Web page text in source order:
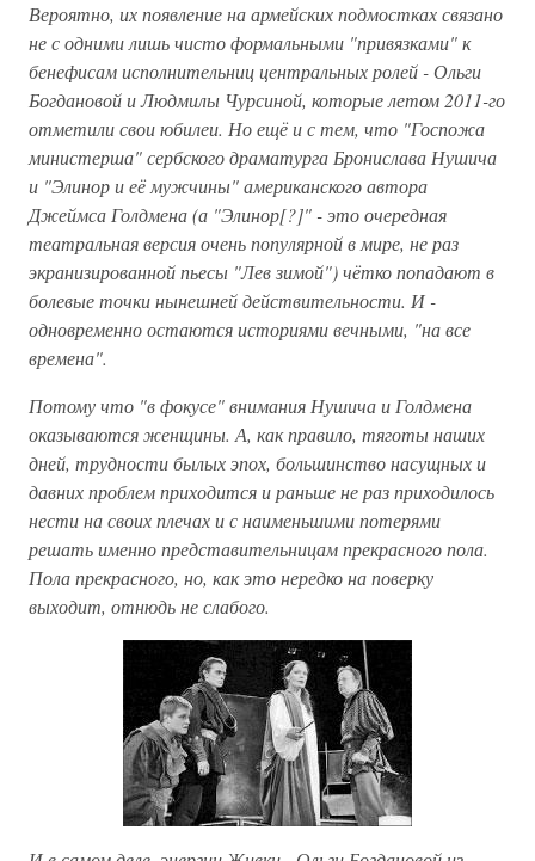
Вероятно, их появление на армейских подмостках связано
не с одними лишь чисто формальными "привязками" к
бенефисам исполнительниц центральных ролей - Ольги
Богдановой и Людмилы Чурсиной, которые летом 2011-го
отметили свои юбилеи. Но ещё и с тем, что "Госпожа
министерша" сербского драматурга Бронислава Нушича
и "Элинор и её мужчины" американского автора
Джеймса Голдмена (а "Элинор[?]" - это очередная
театральная версия очень популярной в мире, не раз
экранизированной пьесы "Лев зимой") чётко попадают в
болевые точки нынешней действительности. И -
одновременно остаются историями вечными, "на все
времена".
Потому что "в фокусе" внимания Нушича и Голдмена
оказываются женщины. А, как правило, тяготы наших
дней, трудности былых эпох, большинство насущных и
давних проблем приходится и раньше не раз приходилось
нести на своих плечах и с наименьшими потерями
решать именно представительницам прекрасного пола.
Пола прекрасного, но, как это нередко на поверку
выходит, отнюдь не слабого.